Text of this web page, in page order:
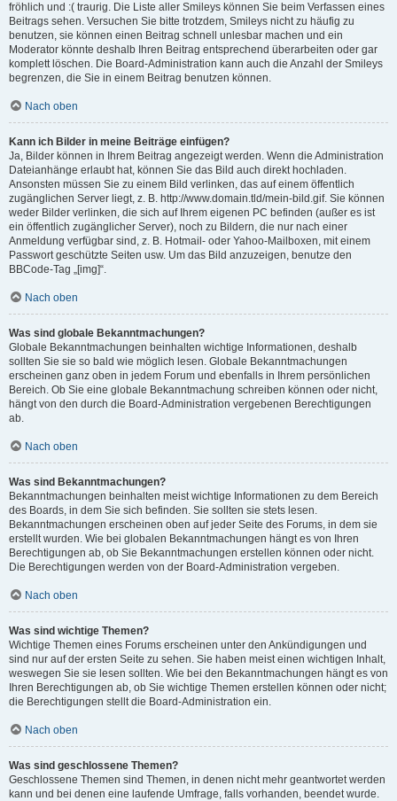
fröhlich und :( traurig. Die Liste aller Smileys können Sie beim Verfassen eines
Beitrags sehen. Versuchen Sie bitte trotzdem, Smileys nicht zu häufig zu
benutzen, sie können einen Beitrag schnell unlesbar machen und ein
Moderator könnte deshalb Ihren Beitrag entsprechend überarbeiten oder gar
komplett löschen. Die Board-Administration kann auch die Anzahl der Smileys
begrenzen, die Sie in einem Beitrag benutzen können.
Nach oben
Kann ich Bilder in meine Beiträge einfügen?
Ja, Bilder können in Ihrem Beitrag angezeigt werden. Wenn die Administration
Dateianhänge erlaubt hat, können Sie das Bild auch direkt hochladen.
Ansonsten müssen Sie zu einem Bild verlinken, das auf einem öffentlich
zugänglichen Server liegt, z. B. http://www.domain.tld/mein-bild.gif. Sie können
weder Bilder verlinken, die sich auf Ihrem eigenen PC befinden (außer es ist
ein öffentlich zugänglicher Server), noch zu Bildern, die nur nach einer
Anmeldung verfügbar sind, z. B. Hotmail- oder Yahoo-Mailboxen, mit einem
Passwort geschützte Seiten usw. Um das Bild anzuzeigen, benutze den
BBCode-Tag „[img]“.
Nach oben
Was sind globale Bekanntmachungen?
Globale Bekanntmachungen beinhalten wichtige Informationen, deshalb
sollten Sie sie so bald wie möglich lesen. Globale Bekanntmachungen
erscheinen ganz oben in jedem Forum und ebenfalls in Ihrem persönlichen
Bereich. Ob Sie eine globale Bekanntmachung schreiben können oder nicht,
hängt von den durch die Board-Administration vergebenen Berechtigungen
ab.
Nach oben
Was sind Bekanntmachungen?
Bekanntmachungen beinhalten meist wichtige Informationen zu dem Bereich
des Boards, in dem Sie sich befinden. Sie sollten sie stets lesen.
Bekanntmachungen erscheinen oben auf jeder Seite des Forums, in dem sie
erstellt wurden. Wie bei globalen Bekanntmachungen hängt es von Ihren
Berechtigungen ab, ob Sie Bekanntmachungen erstellen können oder nicht.
Die Berechtigungen werden von der Board-Administration vergeben.
Nach oben
Was sind wichtige Themen?
Wichtige Themen eines Forums erscheinen unter den Ankündigungen und
sind nur auf der ersten Seite zu sehen. Sie haben meist einen wichtigen Inhalt,
weswegen Sie sie lesen sollten. Wie bei den Bekanntmachungen hängt es von
Ihren Berechtigungen ab, ob Sie wichtige Themen erstellen können oder nicht;
die Berechtigungen stellt die Board-Administration ein.
Nach oben
Was sind geschlossene Themen?
Geschlossene Themen sind Themen, in denen nicht mehr geantwortet werden
kann und bei denen eine laufende Umfrage, falls vorhanden, beendet wurde.